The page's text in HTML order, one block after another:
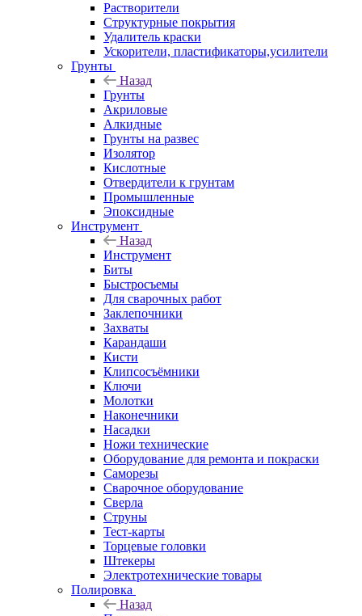
Растворители
Структурные покрытия
Удалитель краски
Ускорители, пластификаторы,усилители
Грунты
Назад
Грунты
Акриловые
Алкидные
Грунты на развес
Изолятор
Кислотные
Отвердители к грунтам
Промышленные
Эпоксидные
Инструмент
Назад
Инструмент
Биты
Быстросъемы
Для сварочных работ
Заклепочники
Захваты
Карандаши
Кисти
Клипсосъёмники
Ключи
Молотки
Наконечники
Насадки
Ножи технические
Оборудование для ремонта и покраски
Саморезы
Сварочное оборудование
Сверла
Струны
Тест-карты
Торцевые головки
Штекеры
Электротехнические товары
Полировка
Назад